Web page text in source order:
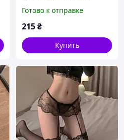
универсальный размер
эротическое белье
Готово к отправке
215₴
Купить